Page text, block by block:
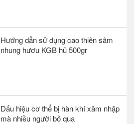
Hướng dẫn sử dụng cao thiên sâm
nhung hươu KGB hũ 500gr
Dấu hiệu cơ thể bị hàn khí xâm nhập
mà nhiều người bỏ qua